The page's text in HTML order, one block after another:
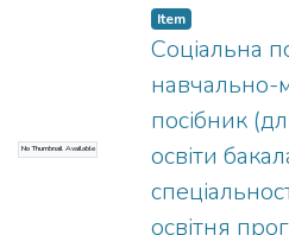
зі знаннями у
злочинності
формування
психологічних
вмінь
роботу с
та
No Thumbnail Available
Item
Соціальна
навчально-
посібник
освіти
освітня